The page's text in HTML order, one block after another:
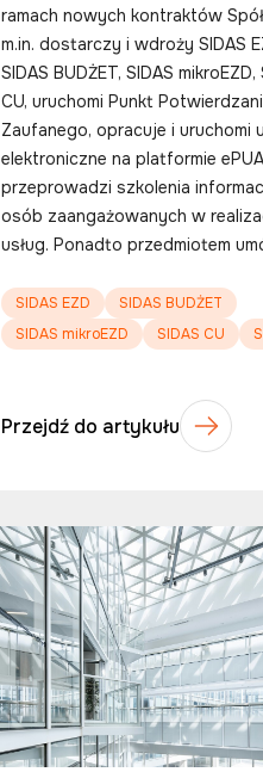
ramach nowych kontraktów
m.in. dostarczy i wdroży SIDAS
SIDAS BUDŻET, SIDAS mikroEZD,
CU, uruchomi Punkt
Zaufanego, opracuje i uruchomi
elektroniczne na platformie
przeprowadzi szkolenia
osób zaangażowanych w
usług. Ponadto przedmiotem
SIDAS EZD
SIDAS BUDŻET
SIDAS mikroEZD
SIDAS CU
Przejdź do artykułu